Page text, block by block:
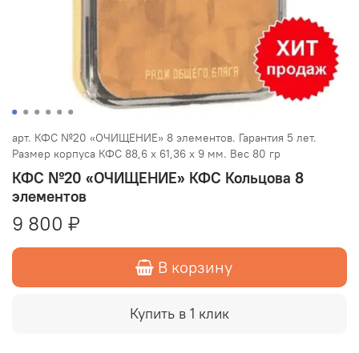
арт. КФС №20 «ОЧИЩЕНИЕ» 8 элементов. Гарантия 5 лет.
Размер корпуса КФС 88,6 х 61,36 х 9 мм. Вес 80 гр
КФС №20 «ОЧИЩЕНИЕ» КФС Кольцова 8
элементов
9 800 ₽
В корзину
Купить в 1 клик